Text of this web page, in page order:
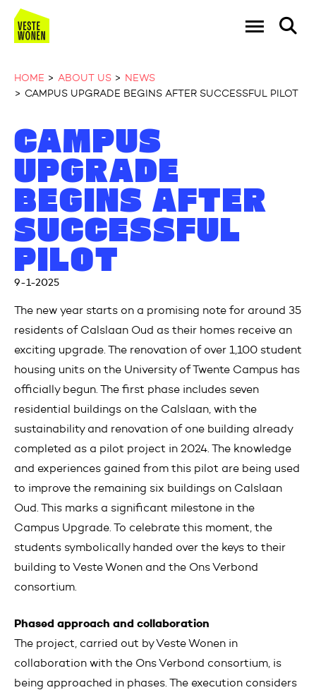
Go to the homepage
Ga naar
HOME ABOUT US
NEWS
CAMPUS UPGRADE BEGINS AFTER SUCCESSFUL PILOT
CAMPUS
UPGRADE
BEGINS AFTER
SUCCESSFUL
PILOT
9-1-2025
The new year starts on a promising note for around 35
residents of Calslaan Oud as their homes receive an
exciting upgrade. The renovation of over 1,100 student
housing units on the University of Twente Campus has
officially begun. The first phase includes seven
residential buildings on the Calslaan, with the
sustainability and renovation of one building already
completed as a pilot project in 2024. The knowledge
and experiences gained from this pilot are being used
to improve the remaining six buildings on Calslaan
Oud. This marks a significant milestone in the
Campus Upgrade. To celebrate this moment, the
students symbolically handed over the keys to their
building to Veste Wonen and the Ons Verbond
consortium.
Phased approach and collaboration
The project, carried out by Veste Wonen in
collaboration with the Ons Verbond consortium, is
being approached in phases. The execution considers